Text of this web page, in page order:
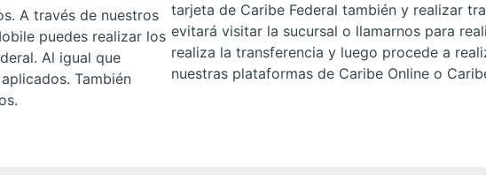
A través de nuestros
puedes realizar los
Al igual que
También
tarjeta de Caribe Federal también y realizar
evitará visitar la sucursal o llamarnos para
realiza la transferencia y luego procede a
nuestras plataformas de Caribe Online o